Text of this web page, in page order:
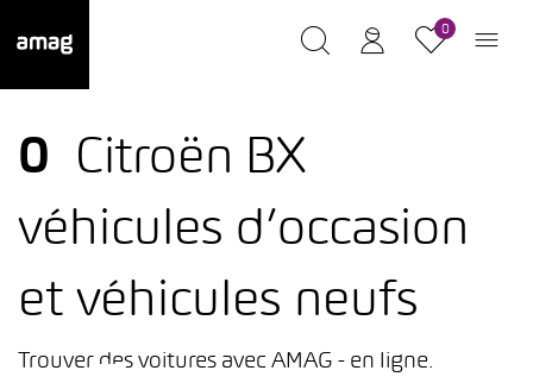
0
0
Citroën BX
véhicules d’occasion
et véhicules neufs
Trouver des voitures avec AMAG - en ligne.